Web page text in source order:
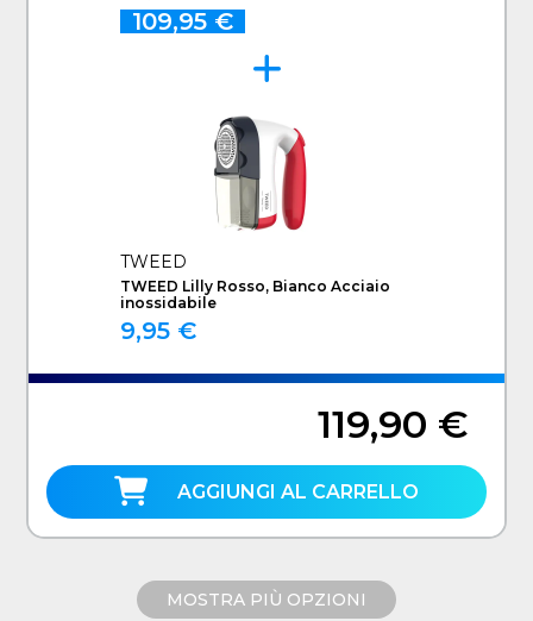
aperto
109,95 €
TWEED
TWEED Lilly Rosso, Bianco Acciaio
inossidabile
9,95 €
119,90 €
AGGIUNGI AL CARRELLO
MOSTRA PIÙ OPZIONI